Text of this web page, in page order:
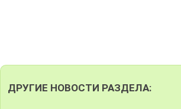
ДРУГИЕ НОВОСТИ РАЗДЕЛА: